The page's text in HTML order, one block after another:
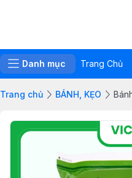
Danh mục Trang Chủ
Trang chủ BÁNH, KẸO